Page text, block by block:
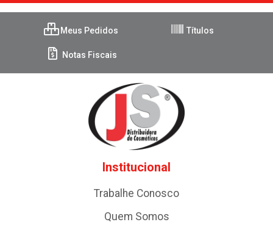
Meus Pedidos Títulos
Notas Fiscais
Institucional
Trabalhe Conosco
Quem Somos